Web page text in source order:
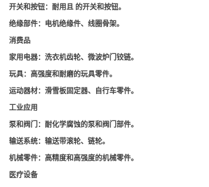
开关和按钮：耐用且 的开关和按钮。
绝缘部件：电机绝缘件、线圈骨架。
消费品
家用电器：洗衣机齿轮、微波炉门铰链。
玩具：高强度和耐磨的玩具零件。
运动器材：滑雪板固定器、自行车零件。
工业应用
泵和阀门 ：耐化学腐蚀的泵和阀门部件。
输送系统：输送带滚轮、链轮。
机械零件：高精度和高强度的机械零件。
医疗设备